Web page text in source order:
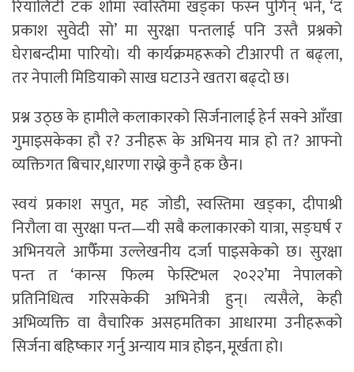
रियालिटी टक शोमा स्वस्तिमा खड्का फस्न पुगिन् भने, ‘द
प्रकाश सुवेदी सो’ मा सुरक्षा पन्तलाई पनि उस्तै प्रश्नको
घेराबन्दीमा पारियो। यी कार्यक्रमहरूको टीआरपी त बढ्ला,
तर नेपाली मिडियाको साख घटाउने खतरा बढ्दो छ।
प्रश्न उठ्छ के हामीले कलाकारको सिर्जनालाई हेर्न सक्ने आँखा
गुमाइसकेका हौ र? उनीहरू के अभिनय मात्र हो त? आफ्नो
व्यक्तिगत बिचार,धारणा राख्ने कुनै हक छैन।
स्वयं प्रकाश सपुत, मह जोडी, स्वस्तिमा खड्का, दीपाश्री
निरौला वा सुरक्षा पन्त—यी सबै कलाकारको यात्रा, सङ्घर्ष र
अभिनयले आफैँमा उल्लेखनीय दर्जा पाइसकेको छ। सुरक्षा
पन्त त ‘कान्स फिल्म फेस्टिभल २०२२’मा नेपालको
प्रतिनिधित्व गरिसकेकी अभिनेत्री हुन्। त्यसैले, केही
अभिव्यक्ति वा वैचारिक असहमतिका आधारमा उनीहरूको
सिर्जना बहिष्कार गर्नु अन्याय मात्र होइन, मूर्खता हो।